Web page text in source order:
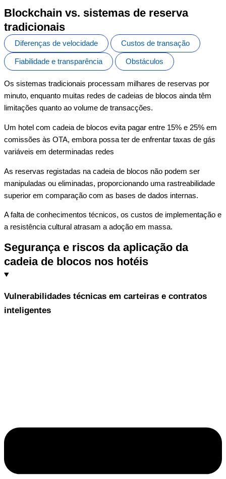
Blockchain vs. sistemas de reserva
tradicionais
Diferenças de velocidade Custos de transação
Fiabilidade e transparência Obstáculos
Os sistemas tradicionais processam milhares de reservas por
minuto, enquanto muitas redes de cadeias de blocos ainda têm
limitações quanto ao volume de transacções.
Um hotel com cadeia de blocos evita pagar entre 15% e 25% em
comissões às OTA, embora possa ter de enfrentar taxas de gás
variáveis em determinadas redes
As reservas registadas na cadeia de blocos não podem ser
manipuladas ou eliminadas, proporcionando uma rastreabilidade
superior em comparação com as bases de dados internas.
A falta de conhecimentos técnicos, os custos de implementação e
a resistência cultural atrasam a adoção em massa.
Segurança e riscos da aplicação da
cadeia de blocos nos hotéis
Vulnerabilidades técnicas em carteiras e contratos
inteligentes